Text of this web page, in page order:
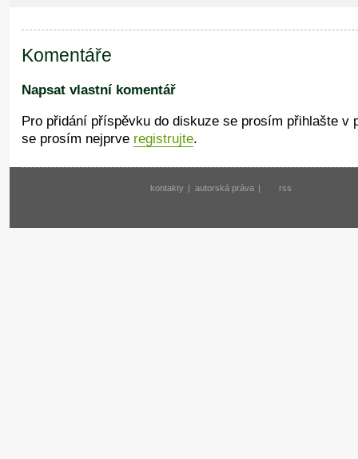
Komentáře
Napsat vlastní komentář
Pro přidání příspěvku do diskuze se prosím přihlašte v
se prosím nejprve registrujte.
kontakty | autorská práva | rss